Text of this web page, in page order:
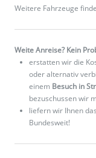
Weitere Fahrzeuge
Weite Anreise? Kein
erstatten wir die
oder alternativ
einem Besuch in
bezuschussen wir
liefern wir Ihnen
Bundesweit!